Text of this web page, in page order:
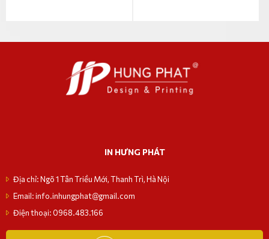
IN HƯNG PHÁT
Địa chỉ: Ngõ 1 Tân Triều Mới, Thanh Trì, Hà Nội
Email: info.inhungphat@gmail.com
Điện thoại: 0968.483.166